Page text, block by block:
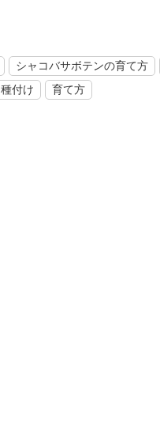
シャコバサボテンの育て方
種付け 育て方